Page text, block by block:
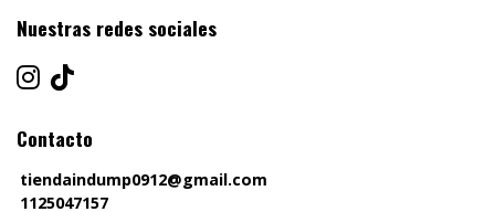
Nuestras redes sociales
Contacto
tiendaindump0912@gmail.com
1125047157